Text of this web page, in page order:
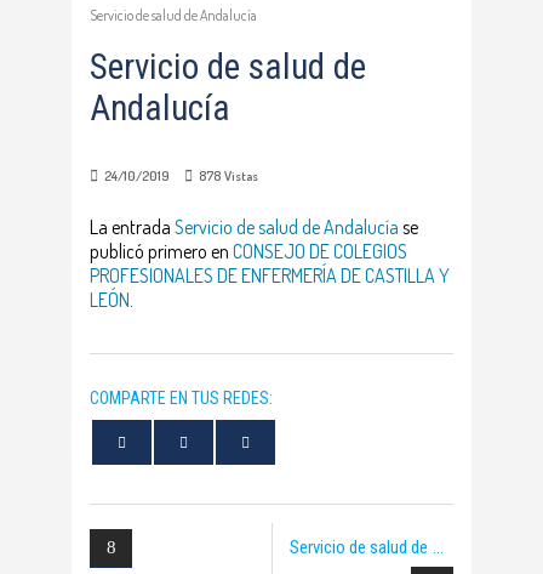
Servicio de salud de Andalucía
Servicio de salud de
Andalucía
24/10/2019 878 Vistas
La entrada Servicio de salud de Andalucía se
publicó primero en CONSEJO DE COLEGIOS
PROFESIONALES DE ENFERMERÍA DE CASTILLA Y
LEÓN.
COMPARTE EN TUS REDES:
Servicio de salud de